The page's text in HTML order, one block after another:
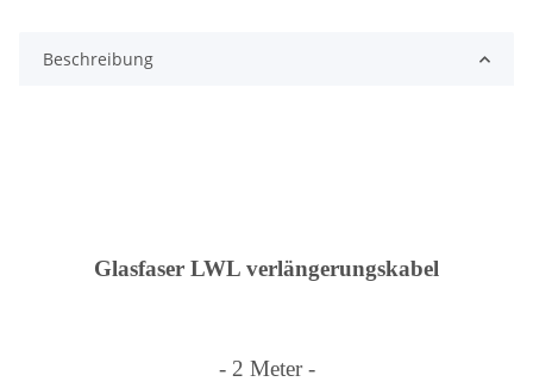
Beschreibung
Glasfaser LWL verlängerungskabel
- 2 Meter -